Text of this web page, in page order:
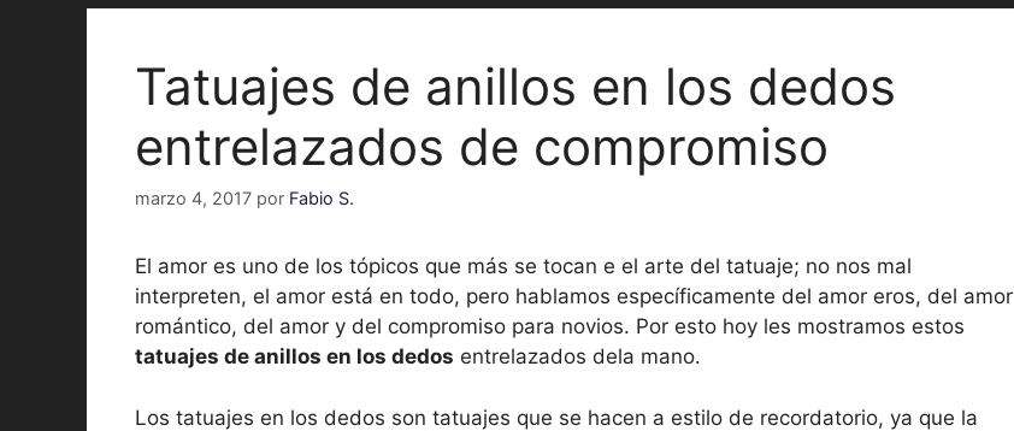
Tatuajes de anillos en los dedos
entrelazados de compromiso
marzo 4, 2017 por Fabio S.
El amor es uno de los tópicos que más se tocan e el arte del tatuaje; no nos mal
interpreten, el amor está en todo, pero hablamos específicamente del amor eros, del amor
romántico, del amor y del compromiso para novios. Por esto hoy les mostramos estos
tatuajes de anillos en los dedos entrelazados dela mano.
Los tatuajes en los dedos son tatuajes que se hacen a estilo de recordatorio, ya que la